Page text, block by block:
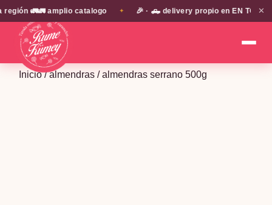
🚛🚛 amplio catalogo ✦ 🎉 · 🛻 delivery propio en EN TODA LA
✕
Inicio/almendras / almendras serrano 500g